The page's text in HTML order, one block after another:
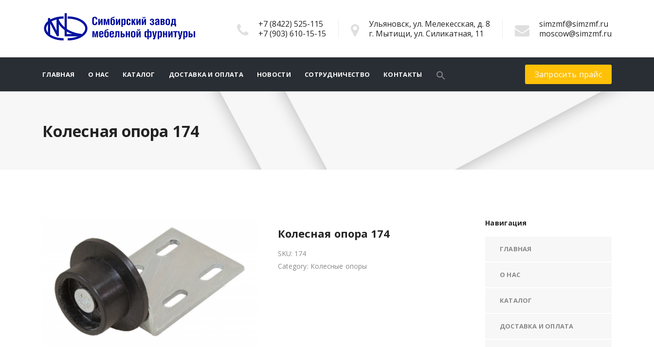
+7 (8422) 525-115
+7 (903) 610-15-15
Ульяновск, ул. Мелекесская, д. 8
г. Мытищи, ул. Силикатная, 11
simzmf@simzmf.ru
moscow@simzmf.ru
ГЛАВНАЯ О НАС КАТАЛОГ ДОСТАВКА И ОПЛАТА НОВОСТИ СОТРУДНИЧЕСТВО КОНТАКТЫ Запросить прайс
Колесная опора 174
Колесная опора 174
SKU: 174
Category: Колесные опоры
Навигация
ГЛАВНАЯ
О НАС
КАТАЛОГ
ДОСТАВКА И ОПЛАТА